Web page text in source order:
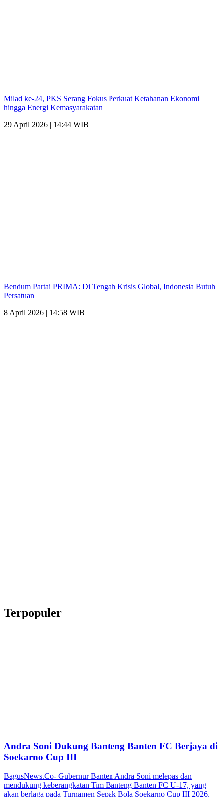
Milad ke-24, PKS Serang Fokus Perkuat Ketahanan Ekonomi
hingga Energi Kemasyarakatan
29 April 2026 | 14:44 WIB
Bendum Partai PRIMA: Di Tengah Krisis Global, Indonesia Butuh
Persatuan
8 April 2026 | 14:58 WIB
Terpopuler
Andra Soni Dukung Banteng Banten FC Berjaya di
Soekarno Cup III
BagusNews.Co- Gubernur Banten Andra Soni melepas dan
mendukung keberangkatan Tim Banteng Banten FC U-17, yang
akan berlaga pada Turnamen Sepak Bola Soekarno Cup III 2026,